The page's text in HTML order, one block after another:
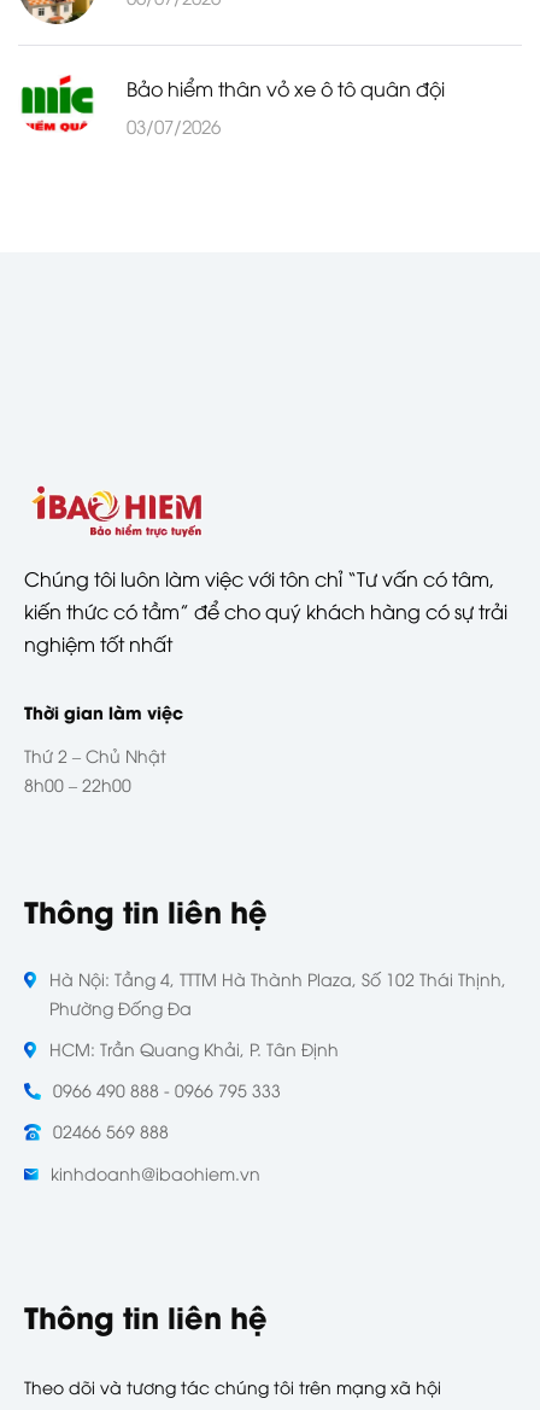
Bảo hiểm thân vỏ xe ô tô quân đội
03/07/2026
Chúng tôi luôn làm việc với tôn chỉ “Tư vấn có tâm,
kiến thức có tầm” để cho quý khách hàng có sự trải
nghiệm tốt nhất
Thời gian làm việc
Thứ 2 – Chủ Nhật
8h00 – 22h00
Thông tin liên hệ
Hà Nội: Tầng 4, TTTM Hà Thành Plaza, Số 102 Thái Thịnh,
Phường Đống Đa
HCM: Trần Quang Khải, P. Tân Định
0966 490 888 - 0966 795 333
02466 569 888
kinhdoanh@ibaohiem.vn
Thông tin liên hệ
Theo dõi và tương tác chúng tôi trên mạng xã hội